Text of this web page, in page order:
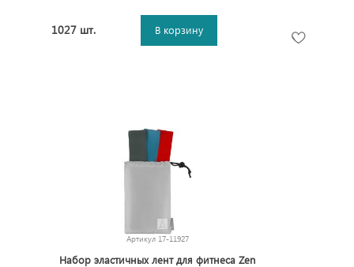
1027 шт. В корзину
Артикул 17-11927
Набор эластичных лент для фитнеса Zen